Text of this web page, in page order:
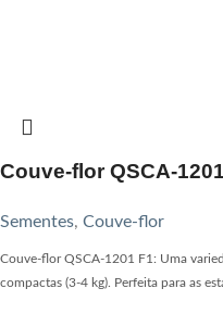
Couve-flor QSCA-
Sementes, Couve-flor
Couve-flor QSCA-1201 F1: Uma
compactas (3-4 kg). Perfeita para as